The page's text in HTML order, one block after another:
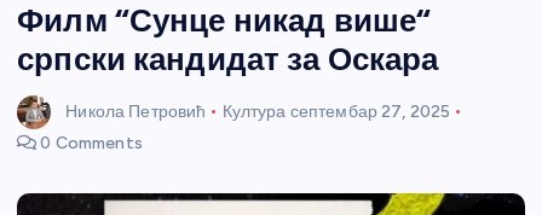
и портал
Филм “Сунце никад више“
српски кандидат за Оскара
Никола Петровић Култура септембар 27, 2025
0 Comments